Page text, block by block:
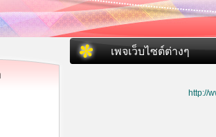
เพจเว็บไซต์ต่างๆ
http://